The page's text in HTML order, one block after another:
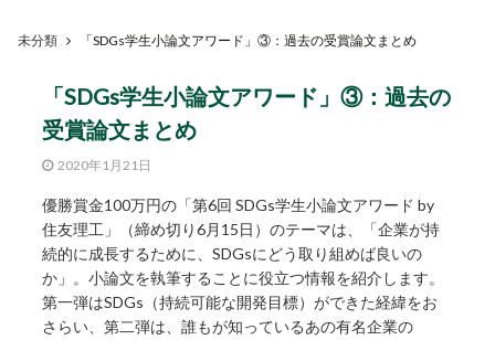
未分類 「SDGs学生小論文アワード」③：過去の受賞論文まとめ
「SDGs学生小論文アワード」③：過去の
受賞論文まとめ
2020年1月21日
優勝賞金100万円の「第6回 SDGs学生小論文アワード by
住友理工」（締め切り6月15日）のテーマは、「企業が持
続的に成長するために、SDGsにどう取り組めば良いの
か」。小論文を執筆することに役立つ情報を紹介します。
第一弾はSDGs（持続可能な開発目標）ができた経緯をお
さらい、第二弾は、誰もが知っているあの有名企業の